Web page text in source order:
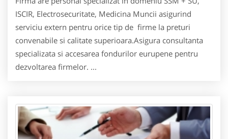
ISCIR, Electrosecuritate, Medicina Muncii asigurind
serviciu extern pentru orice tip de firme la preturi
convenabile si calitate superioara.Asigura consultanta
specializata si accesarea fondurilor eurupene pentru
dezvoltarea firmelor. ...